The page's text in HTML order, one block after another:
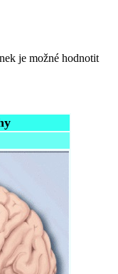
je možné hodnotit